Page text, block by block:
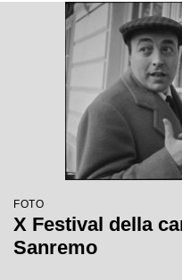
FOTO
X Festival della
Sanremo